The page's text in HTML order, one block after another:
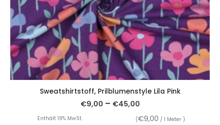
Sweatshirtstoff, Prilblumenstyle Lila Pink
€9,00 – €45,00
Enthält 19% MwSt. (€9,00 / 1 Meter )